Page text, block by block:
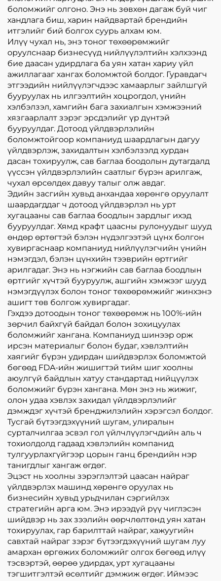
боломжийг олгоно. Энэ нь зөвхөн дагаж буй чиг
хандлага биш, харин найдвартай брендийн
итгэлийг бий болгох суурь алхам юм.
Илүү чухал нь, энэ тоног төхөөрөмжийг
оруулснаар бизнесүүд нийлүүлэлтийн хэлхээнд
бие даасан удирдлага ба уян хатан хариу үйл
ажиллагааг хангах боломжтой болдог. Гуравдагч
этгээдийн нийлүүлэгчдээс хамаарлыг зайлшгүй
бууруулах нь илгээлтийн хоцрогдол, үнийн
хэлбэлзэл, хамгийн бага захиалгын хэмжээний
хязгаарлалт зэрэг эрсдэлийг үр дүнтэй
бууруулдаг. Дотоод үйлдвэрлэлийн
боломжтойгоор компаниуд шаардлагын дагуу
үйлдвэрлэж, захидалтын хэлбэлзэлд хурдан
дасан тохируулж, сав баглаа боодолын дутагдалд
үүссэн үйлдвэрлэлийн саатлыг бүрэн арилгаж,
чухал өрсөлдөх давуу талыг олж авдаг.
Эдийн засгийн хувьд анхандаа хөрөнгө оруулалт
шаардагддаг ч дотоод үйлдвэрлэл нь урт
хугацааны сав баглаа боодлын зардлыг ихэд
бууруулдаг. Хямд крафт цаасны рулонуудыг шууд
өндөр өртөгтэй бэлэн нүдэлгээтэй цүнх болгон
хувиргаснаар компаниуд нийлүүлэгчийн үнийн
нэмэгдэл, бэлэн цүнхийн тээврийн өртгийг
арилгадаг. Энэ нь нэгжийн сав баглаа боодлын
өртгийг хүчтэй бууруулж, ашгийн хэмжээг шууд
нэмэгдүүлэх болон тоног төхөөрөмжийг жинхэнэ
ашигт төв болгож хувиргадаг.
Гэхдээ дотоодын тоног төхөөрөмж нь 100%-ийн
зөрчил байхгүй байдал болон зохицуулах
боломжийг хангана. Компаниуд шинээр орж
ирсэн материалыг болон будаг, хэвлэлтийн
хаягийг бүрэн удирдан шийдвэрлэх боломжтой
бөгөөд FDA-ийн жишигтэй тийм шиг хоолны
аюулгүй байдлын хатуу стандартад нийцүүлэх
боломжийг бүрэн хангана. Мөн энэ нь жижиг,
олон удаа хэвлэх захидал үйлдвэрлэлийг
дэмждэг хүчтэй бренджилэлийн хэрэгсэл болдог.
Тусгай бүтээгдэхүүний шугам, улиралын
сурталчилгаа эсвэл гол үйлчлүүлэгчдийн аль ч
тохиолдолд гадаад хэвлэлийн компанид
тулгуурлахгүйгээр цорын ганц брендийн нэр
танигдлыг хангаж өгдөг.
Эцэст нь хоолны зэрэглэлтэй цаасан найраг
үйлдвэрлэх машинд хөрөнгө оруулах нь
бизнесийн хувьд урьдчилан сэргийлэх
стратегийн арга юм. Энэ ирээдүй рүү чиглэсэн
шийдвэр нь зах зээлийн өөрчлөлтөнд уян хатан
тохируулах, гар барилттай найраг, хажуугийн
савхтай найраг зэрэг бүтээгдэхүүний шугам луу
амархан өргөжих боломжийг олгох бөгөөд илүү
тэсвэртэй, өөрөө удирдах, урт хугацааны
тэгшитгэлтэй өсөлтийг дэмжиж өгдөг. Иймээс